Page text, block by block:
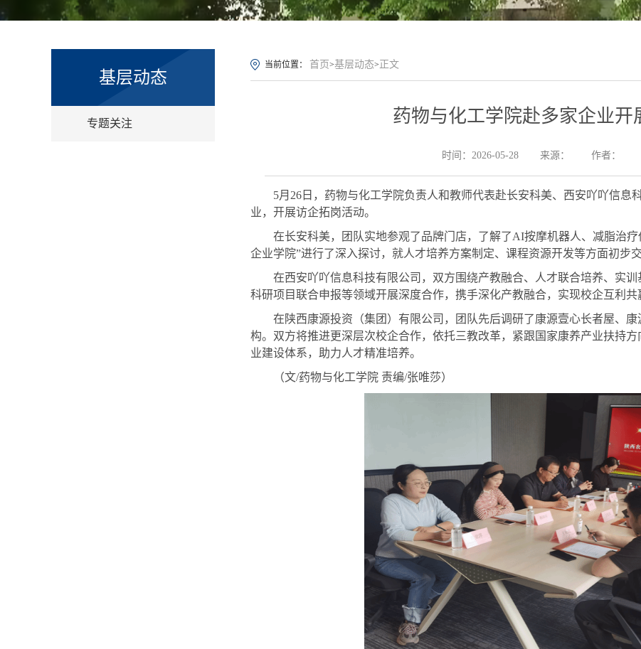
基层动态
专题关注
当前位置： 首页>基层动态> 正文
药物与化工学院赴多家企业开
时间：2026-05-28 来源： 作者：
5月26日， 药物与化工学院负责人和教师代表赴长安科美、西安吖吖信息
业，开展访企拓岗活动。
在长安科美，
团队实地参观了品牌门店， 了解了AI按摩机器人、减脂治疗
企业学院”进行了深入探讨，就人才培养方案制定、课程资源开发等方面初步交
在西安吖吖信息科技有限公司，双方 围绕产教融合、人才联合培养、实训
科研项目联合申报等领域开展深度合作， 携手深化产教融合， 实现校企互利共
在陕西康源投资（集团）有限公司，团队先后调研了康源壹心长者屋、
构。双方将推进更深层次校企合作，依托三教改革，紧跟国家康养产业扶持
业建设体系，助力人才精准培养。
（文/药物与化工学院 责编/张唯莎）